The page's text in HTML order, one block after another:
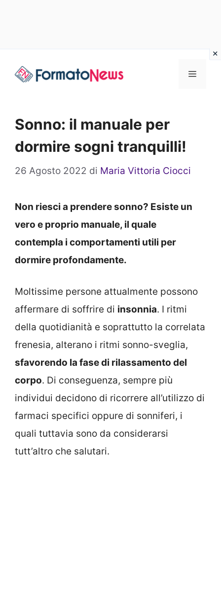
Menu
Sonno: il manuale per
dormire sogni tranquilli!
26 Agosto 2022 di Maria Vittoria Ciocci
Non riesci a prendere sonno? Esiste un
vero e proprio manuale, il quale
contempla i comportamenti utili per
dormire profondamente.
Moltissime persone attualmente possono
affermare di soffrire di insonnia. I ritmi
della quotidianità e soprattutto la correlata
frenesia, alterano i ritmi sonno-sveglia,
sfavorendo la fase di rilassamento del
corpo. Di conseguenza, sempre più
individui decidono di ricorrere all’utilizzo di
farmaci specifici oppure di sonniferi, i
quali tuttavia sono da considerarsi
tutt’altro che salutari.